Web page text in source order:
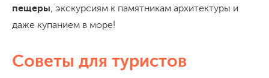
пещеры, экскурсиям к памятникам архитектуры и
даже купанием в море!
Советы для туристов